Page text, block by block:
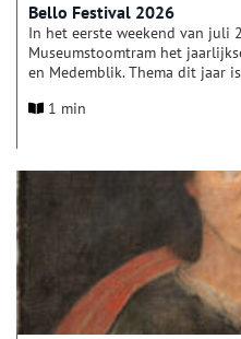
Bello Festival 2026
In het eerste weekend van juli
Museumstoomtram het
en Medemblik. Thema dit jaar
1 min